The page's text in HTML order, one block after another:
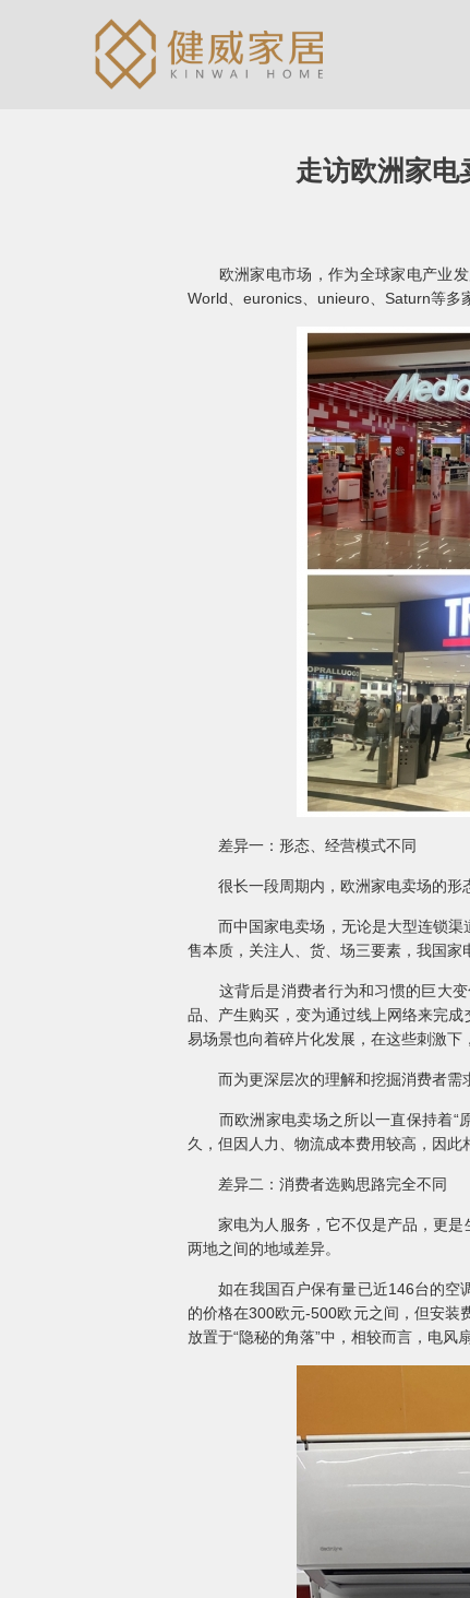
走访欧洲家电
欧洲家电市场，作为全球家电产业发
World、euronics、unieuro、Saturn等多
差异一：形态、经营模式不同
很长一段周期内，欧洲家电卖场的形态
而中国家电卖场，无论是大型连锁渠
售本质，关注人、货、场三要素，我国家
这背后是消费者行为和习惯的巨大变
品、产生购买，变为通过线上网络来完
易场景也向着碎片化发展，在这些刺激下
而为更深层次的理解和挖掘消费者需求
而欧洲家电卖场之所以一直保持着“原
久，但因人力、物流成本费用较高，因此
差异二：消费者选购思路完全不同
家电为人服务，它不仅是产品，更是
两地之间的地域差异。
如在我国百户保有量已近146台的空调
的价格在300欧元-500欧元之间，但安装
放置于“隐秘的角落”中，相较而言，电风